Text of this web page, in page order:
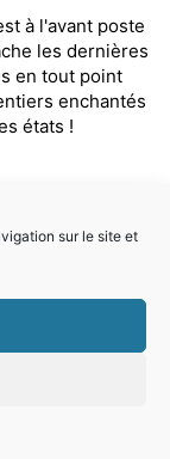
à l'avant poste
les dernières
en tout point
enchantés
états !
sur le site et